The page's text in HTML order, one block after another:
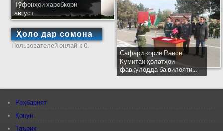
Тӯфонҳои харобкори
август
Ҳоло дар сомона
Пользователей онлайн: 0.
Сафари кории Раиси
Кумитаи ҳолатҳои
фавқулодда ба вилояти...
Роҳбарият
Қонун
Таърих